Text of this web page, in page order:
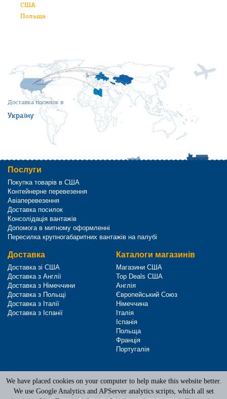
Доставка посилок в
Україну
США
Польща
Послуги
Покупка товарів в США
Контейнерне перевезення
Авіаперевезення
Доставка посилок
Консолідація вантажів
Допомога в митному оформленні
Пересилка крупногабаритних вантажів на палубі
Доставка
Доставка зі США
Доставка з Англії
Доставка з Німеччини
Доставка з Польщі
Доставка з Італії
Доставка з Іспанії
Каталоги магазинів
Магазини США
Top Deals США
Англія
Європейський Союз
Німеччина
Італія
Іспанія
Польща
Франція
Португалія
Terms of Service
Privacy Policy
We have placed cookies on your computer to help make this website better.
We use Google Analytics and APServer analytics scripts, which all set